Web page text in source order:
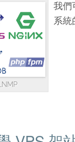
我們
系統